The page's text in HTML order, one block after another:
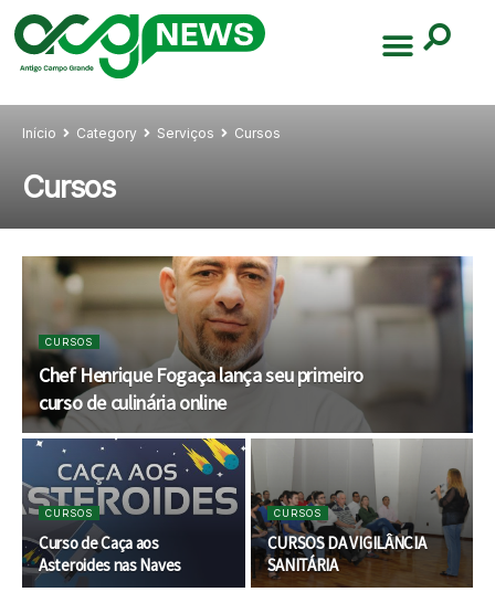
Início Category Serviços Cursos
Cursos
CURSOS
Chef Henrique Fogaça lança seu primeiro
curso de culinária online
CURSOS
Curso de Caça aos
Asteroides nas Naves
CURSOS
CURSOS DA VIGILÂNCIA
SANITÁRIA